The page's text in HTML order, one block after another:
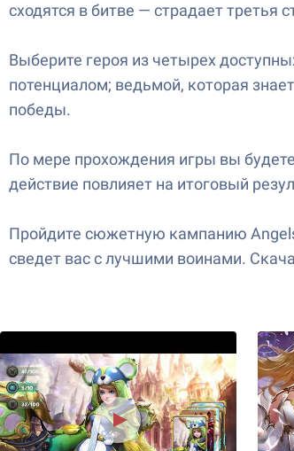
сходятся в битве — страдает третья
Выберите героя из четырех
потенциалом; ведьмой, которая
победы.
По мере прохождения игры вы
действие повлияет на итоговый
Пройдите сюжетную кампанию Angels
сведет вас с лучшими воинами.